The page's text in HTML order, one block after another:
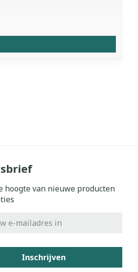
hoogte van nieuwe producten
Inschrijven